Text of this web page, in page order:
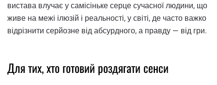
вистава влучає у самісіньке серце сучасної людини, що
живе на межі ілюзій і реальності, у світі, де часто важко
відрізнити серйозне від абсурдного, а правду — від гри.
Для тих, хто готовий роздягати сенси